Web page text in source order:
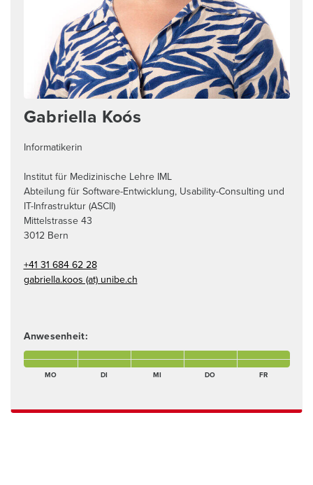
Gabriella Koós
Informatikerin
Institut für Medizinische Lehre IML
Abteilung für Software-Entwicklung, Usability-Consulting und
IT-Infrastruktur (ASCII)
Mittelstrasse 43
3012 Bern
+41 31 684 62 28
gabriella.koos (at) unibe.ch
Anwesenheit:
Montagmorgen AnwesendDienstagmorgen AnwesendMittwochnachmittag AnwesendDonnerstagmorgen Anwesend
Freitagmorgen
Montagnachmittag AnwesendDienstagnachmittag AnwesendMittwochnachmittag AnwesendDonnerstagnachmittag Anwesend
Freitagnachmittag
MO
DI MI DO FR